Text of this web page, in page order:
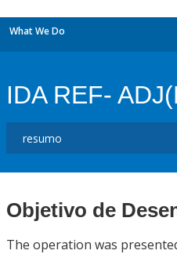
What We Do
IDA REF-
Objetivo de
The operation was